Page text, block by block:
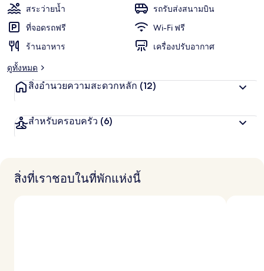
ชอบ
แ
น
น
สู
ง
จ
า
า
ง
สระว่ายน้ำ
รถรับส่งสนามบิน
ที่จอดรถฟรี
Wi-Fi ฟรี
ร้านอาหาร
เครื่องปรับอากาศ
ดูทั้งหมด
สิ่งอำนวยความสะดวกหลัก (12)
สำหรับครอบครัว (6)
สิ่งที่เราชอบในที่พักแห่งนี้